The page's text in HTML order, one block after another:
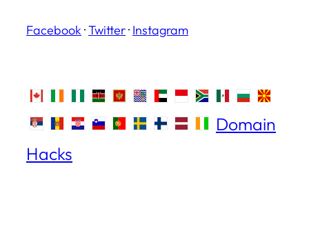
Facebook ·Twitter· Instagram
Domain
Hacks